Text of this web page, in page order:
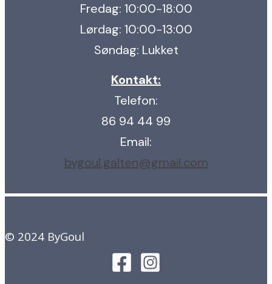
Fredag: 10:00-18:00
Lørdag: 10:00-13:00
Søndag: Lukket
Kontakt:
Telefon:
86 94 44 99
Email:
bygoul.galten@gmail.com
© 2024 ByGoul